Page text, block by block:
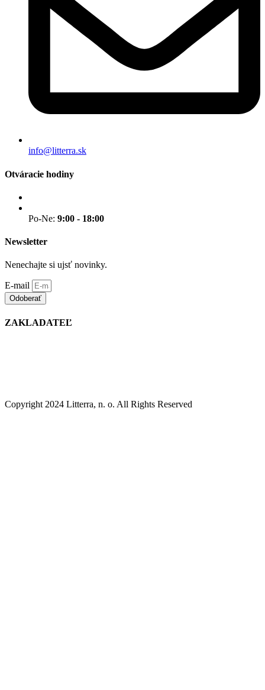
info@litterra.sk
Otváracie hodiny
Po-Ne: 9:00 - 18:00
Newsletter
Nenechajte si ujsť novinky.
E-mail
Odoberať
ZAKLADATEĽ
Copyright 2024 Litterra, n. o. All Rights Reserved